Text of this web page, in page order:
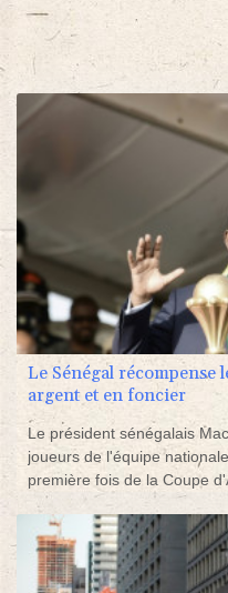
Le Sénégal récompense
argent et en foncier
Le président sénégalais
joueurs de l'équipe
première fois de la Coupe
d'environ 75.000 euros
Diamniadio.